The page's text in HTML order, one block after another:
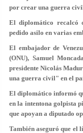
por crear una guerra
El diplomático recalcó
pedido asilo en varias
El embajador de
(ONU), Samuel
presidente Nicolás
una guerra civil" en el
El diplomático informó
en la intentona golpista
que apoyan a diputado
También aseguró que el